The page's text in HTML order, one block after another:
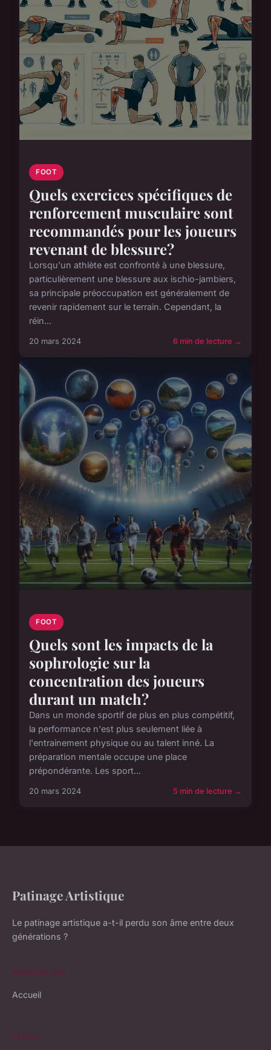
FOOT
Quels exercices spécifiques de
renforcement musculaire sont
recommandés pour les joueurs
revenant de blessure?
Lorsqu'un athlète est confronté à une blessure,
particulièrement une blessure aux ischio-jambiers,
sa principale préoccupation est généralement de
revenir rapidement sur le terrain. Cependant, la
réin...
20 mars 2024 6 min de lecture →
FOOT
Quels sont les impacts de la
sophrologie sur la
concentration des joueurs
durant un match?
Dans un monde sportif de plus en plus compétitif,
la performance n'est plus seulement liée à
l'entrainement physique ou au talent inné. La
préparation mentale occupe une place
prépondérante. Les sport...
20 mars 2024 5 min de lecture →
Patinage Artistique
Le patinage artistique a-t-il perdu son âme entre deux
générations ?
NAVIGATION
Accueil
LÉGAL